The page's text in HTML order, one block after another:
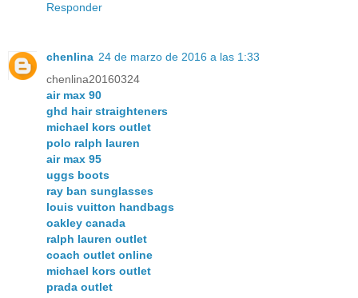
Responder
chenlina 24 de marzo de 2016 a las 1:33
chenlina20160324
air max 90
ghd hair straighteners
michael kors outlet
polo ralph lauren
air max 95
uggs boots
ray ban sunglasses
louis vuitton handbags
oakley canada
ralph lauren outlet
coach outlet online
michael kors outlet
prada outlet